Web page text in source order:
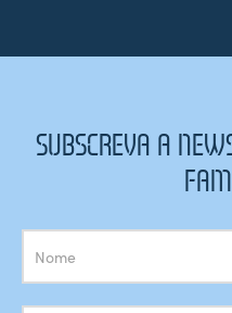
SUBSCREVA A
Subscrição
Newsletter